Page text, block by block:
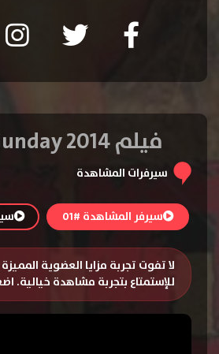
فيلم Gunday 2014 مترجم
سيرفرات المشاهدة
سيرفر المشاهدة #01
لا تفوت تجربة مزايا العضوية المميزة
للإستمتاع بتجربة مشاهدة خيالية.